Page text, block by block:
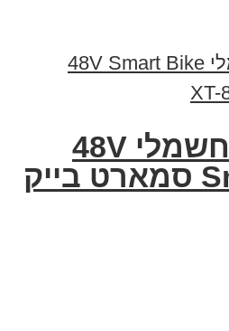
קורנקינט חשמלי 48V
Smart Bike סמארט בייק